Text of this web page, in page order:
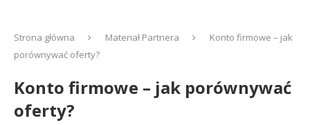
Strona główna Materiał Partnera
Konto firmowe – jak
porównywać oferty?
Konto firmowe – jak porównywać
oferty?